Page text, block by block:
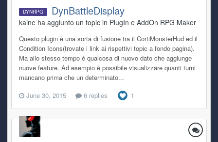
DYNRPG DynBattleDisplay
kaine ha aggiunto un topic in PlugIn e AddOn RPG Maker
Questo plugin è una sorta di fusione tra il CortiMonsterHud ed il
Condition Icons(trovate i link ai rispettivi topic a fondo pagina).
Ma allo stesso tempo è qualcosa di nuovo dato che aggiunge
nuove feature. Ad esempio è possibile visualizzare quanti turni
mancano prima che un determinato...
June 30, 2015
6 replies 1